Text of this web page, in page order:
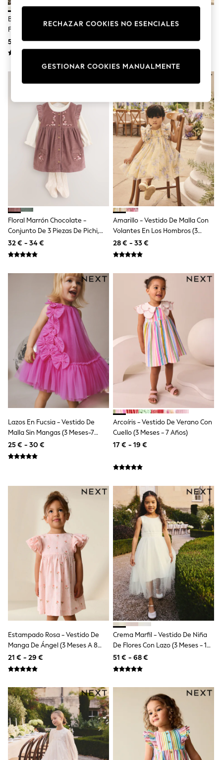
Dresses
Skirts
Rash Vests
Sun Hats & Caps
Shop All Footwear
New In
Pram Shoes
School Shoes
Slippers
Boots
Wellies
Wide Fit
Shop All
Dresses
Trousers
Underwear
Socks & Tights
Shirts & Polos
Polo Shirts
Knitwear & Jumpers
Sweatshirts
School Bags
All Occasionwear
All Partywear
Wedding
Dresses
Shoes
Cardigans
Skirts
New In
Nighties
Pyjamas
Robes
Sleepsuits
Blanket Hoodies
All Bags & Accessories
New In
Bags
Denim Jackets
Raincoats
Pramsuits
Gilets
Fleeces
Teddy Borg
Puffers
Snowsuits
Shop all
Lilo & Stitch
Bluey
Disney
Peppa Pig
All Girls Sportwear
New In
Trainers
Hoodies & Sweatshirts
Leggings
Swim
Nike
adidas
Smiggle
Lipsy Girl
River Island
Boden
Joules
Frugi
Blanco - Vestido De Niña De
Flores Con Lazo (3 Meses - 16
Años)
54 € - 65 €
Azul - Vestido Maxi Plisado Con
Especiales De Lipsy (5-16 Años)
71 € - 82 €
Floral Marrón Chocolate -
Conjunto De 3 Piezas De Pichi,
Bodi Y Medias Para Bebé
(0meses-2años)
32 € - 34 €
Amarillo - Vestido De Malla Con
Volantes En Los Hombros (3
Meses-7 Años)
28 € - 33 €
Lazos En Fucsia - Vestido De
Malla Sin Mangas (3 Meses-7
Años)
25 € - 30 €
Arcoíris - Vestido De Verano Con
Cuello (3 Meses - 7 Años)
17 € - 19 €
Estampado Rosa - Vestido De
Manga De Ángel (3 Meses A 8
Años)
21 € - 29 €
Crema Marfil - Vestido De Niña
De Flores Con Lazo (3 Meses - 16
Años)
51 € - 68 €
GESTIONAR COOKIES MANUALMENTE
RECHAZAR COOKIES NO ESENCIALES